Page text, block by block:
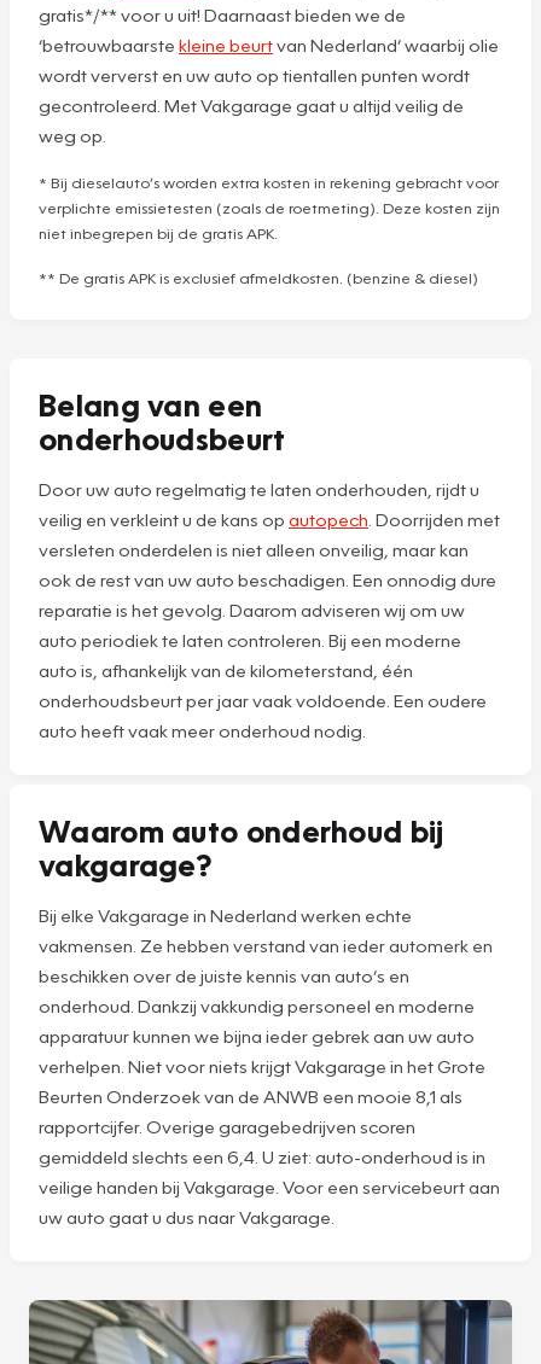
gratis*/** voor u uit! Daarnaast bieden we de
‘betrouwbaarste kleine beurtvan Nederland’ waarbij olie
wordt ververst en uw auto op tientallen punten wordt
gecontroleerd. Met Vakgarage gaat u altijd veilig de
weg op.
* Bij dieselauto’s worden extra kosten in rekening gebracht voor
verplichte emissietesten (zoals de roetmeting). Deze kosten zijn
niet inbegrepen bij de gratis APK.
** De gratis APK is exclusief afmeldkosten. (benzine & diesel)
Belang van een
onderhoudsbeurt
Door uw auto regelmatig te laten onderhouden, rijdt u
veilig en verkleint u de kans op autopech . Doorrijden met
versleten onderdelen is niet alleen onveilig, maar kan
ook de rest van uw auto beschadigen. Een onnodig dure
reparatie is het gevolg. Daarom adviseren wij om uw
auto periodiek te laten controleren. Bij een moderne
auto is, afhankelijk van de kilometerstand, één
onderhoudsbeurt per jaar vaak voldoende. Een oudere
auto heeft vaak meer onderhoud nodig.
Waarom auto onderhoud bij
vakgarage?
Bij elke Vakgarage in Nederland werken echte
vakmensen. Ze hebben verstand van ieder automerk en
beschikken over de juiste kennis van auto’s en
onderhoud. Dankzij vakkundig personeel en moderne
apparatuur kunnen we bijna ieder gebrek aan uw auto
verhelpen. Niet voor niets krijgt Vakgarage in het Grote
Beurten Onderzoek van de ANWB een mooie 8,1 als
rapportcijfer. Overige garagebedrijven scoren
gemiddeld slechts een 6,4. U ziet: auto-onderhoud is in
veilige handen bij Vakgarage. Voor een servicebeurt aan
uw auto gaat u dus naar Vakgarage.